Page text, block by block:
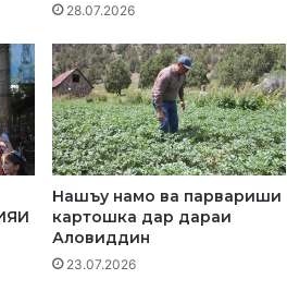
28.07.2026
Нашъу намо ва парвариши
картошка дар дараи
Аловиддин
23.07.2026